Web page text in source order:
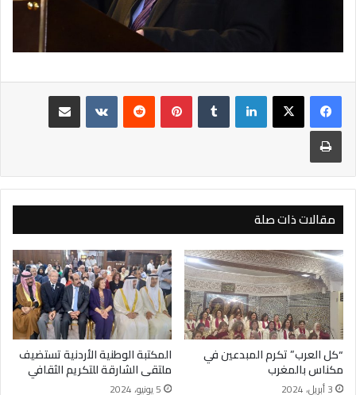
لينكدإن بينتيريست
مشاركة عبر البريد
طباعة
مقالات ذات صلة
“كل العرب” تكرم المبدعين في
مكناس بالمغرب
3 أبريل، 2024
المكتبة الوطنية الأردنية تستضيف
ملتقى الشارقة للتكريم الثقافي
5 يونيو، 2024